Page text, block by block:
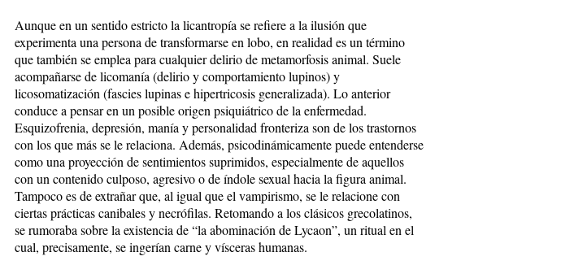
Aunque en un sentido estricto la licantropía se refiere a la ilusión que
experimenta una persona de transformarse en lobo, en realidad es un término
que también se emplea para cualquier delirio de metamorfosis animal. Suele
acompañarse de licomanía (delirio y comportamiento lupinos) y
licosomatización (fascies lupinas e hipertricosis generalizada). Lo anterior
conduce a pensar en un posible origen psiquiátrico de la enfermedad.
Esquizofrenia, depresión, manía y personalidad fronteriza son de los trastornos
con los que más se le relaciona. Además, psicodinámicamente puede entenderse
como una proyección de sentimientos suprimidos, especialmente de aquellos
con un contenido culposo, agresivo o de índole sexual hacia la figura animal.
Tampoco es de extrañar que, al igual que el vampirismo, se le relacione con
ciertas prácticas canibales y necrófilas. Retomando a los clásicos grecolatinos,
se rumoraba sobre la existencia de “la abominación de Lycaon”, un ritual en el
cual, precisamente, se ingerían carne y vísceras humanas.